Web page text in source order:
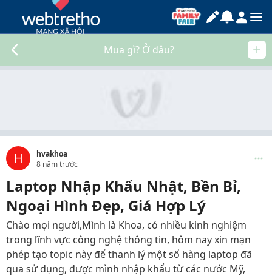
Mua gì? Ở đâu?
H
hvakhoa
8 năm trước
Laptop Nhập Khẩu Nhật, Bền Bỉ,
Ngoại Hình Đẹp, Giá Hợp Lý
Chào mọi người,Mình là Khoa, có nhiều kinh nghiệm
trong lĩnh vực công nghệ thông tin, hôm nay xin mạn
phép tạo topic này để thanh lý một số hàng laptop đã
qua sử dụng, được mình nhập khẩu từ các nước Mỹ,